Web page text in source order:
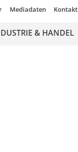
Mediadaten Kontakt
& HANDEL